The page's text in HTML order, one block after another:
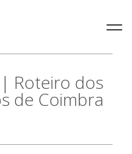
| Roteiro dos
de Coimbra